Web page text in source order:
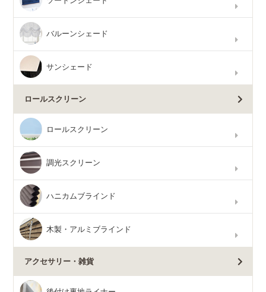
バルーンシェード
サンシェード
ロールスクリーン
ロールスクリーン
調光スクリーン
ハニカムブラインド
木製・アルミブラインド
アクセサリー・雑貨